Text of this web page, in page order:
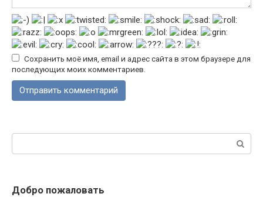
Сохранить моё имя, email и адрес сайта в этом браузере для
последующих моих комментариев.
Добро пожаловать